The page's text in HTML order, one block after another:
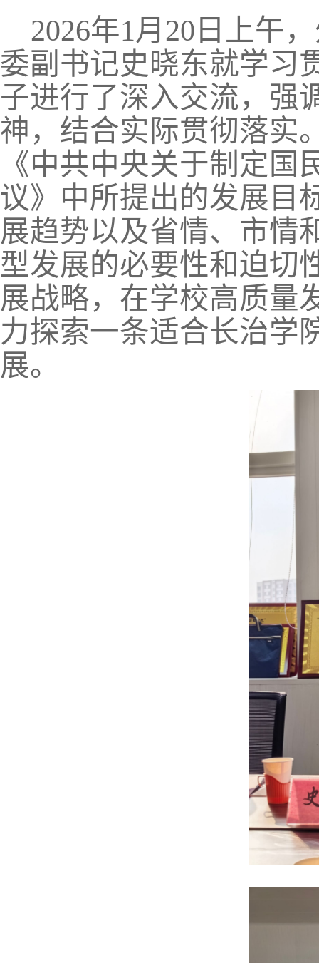
2026年1月20日上午
委副书记史晓东就学习
子进行了深入交流，强
神，结合实际贯彻落实
《中共中央关于制定
议》中所提出的发展目
展趋势以及省情、市情
型发展的必要性和迫切
展战略，在学校高质量
力探索一条适合长治学
展。